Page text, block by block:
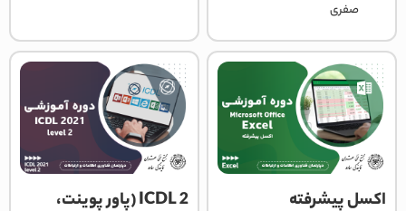
صفری
اکسل پیشرفته
ICDL 2 (پاور پوینت،